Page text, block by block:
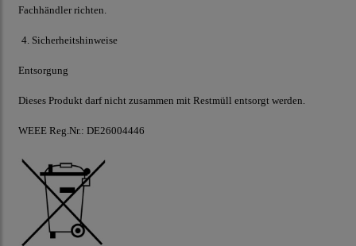
Fachhändler richten.
4. Sicherheitshinweise
Entsorgung
Dieses Produkt darf nicht zusammen mit Restmüll entsorgt werden.
WEEE Reg.Nr.: DE26004446